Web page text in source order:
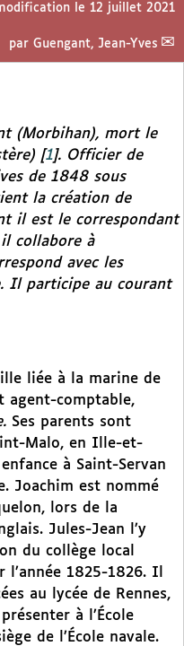
le 12 juillet 2021
par Guengant, Jean-Yves
(Morbihan), mort le
[1]. Officier de
de 1848 sous
la création de
il est le correspondant
collabore à
avec les
Il participe au courant
liée à la marine de
agent-comptable,
Ses parents sont
Malo, en Ille-et-
à Saint-Servan
Joachim est nommé
lors de la
Jules-Jean l’y
du collège local
1825-1826. Il
au lycée de Rennes,
à l’École
de l’École navale.